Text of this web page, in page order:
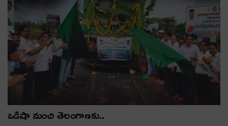
ఒడిషా నుంచి తెలంగాణ‌కు..